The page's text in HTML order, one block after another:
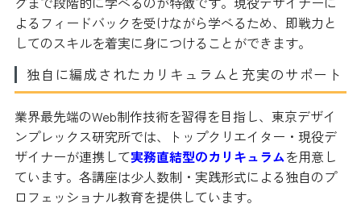
よるフィードバックを受けながら学べるため、即戦力と
してのスキルを着実に身につけることができます。
独自に編成されたカリキュラムと充実のサポート
業界最先端のWeb制作技術を習得を目指し、東京デザイ
ンプレックス研究所では、トップクリエイター・現役デ
ザイナーが連携して実務直結型のカリキュラムを用意し
ています。各講座は少人数制・実践形式による独自のプ
ロフェッショナル教育を提供しています。